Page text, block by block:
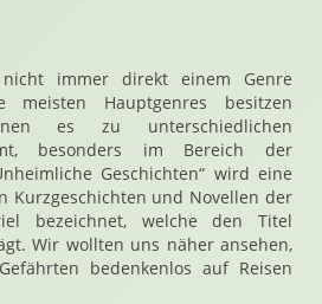
immer direkt einem Genre
meisten Hauptgenres besitzen
es zu unterschiedlichen
besonders im Bereich der
Geschichten“ wird eine
Kurzgeschichten und Novellen der
bezeichnet, welche den Titel
Wir wollten uns näher ansehen,
bedenkenlos auf Reisen